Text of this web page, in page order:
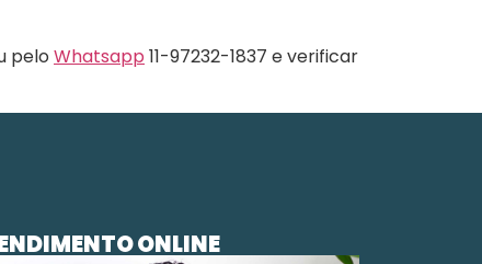
pelo Whatsapp 11-97232-1837 e verificar
ONLINE